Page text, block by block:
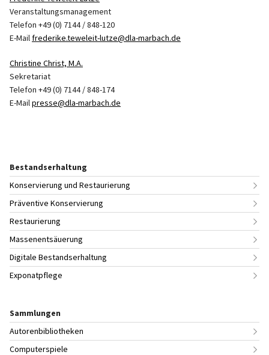
Veranstaltungsmanagement
Telefon +49 (0) 7144 / 848-120
E-Mailfrederike.teweleit-lutze@dla-marbach.de
Christine Christ, M.A.
Sekretariat
Telefon +49 (0) 7144 / 848-174
E-Mailpresse@dla-marbach.de
Bestandserhaltung
Konservierung und Restaurierung
Präventive Konservierung
Restaurierung
Massenentsäuerung
Digitale Bestandserhaltung
Exponatpflege
Sammlungen
Autorenbibliotheken
Computerspiele